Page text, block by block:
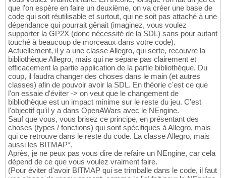
que l'on espère en faire un deuxième, on va créer une base de
code qui soit réutilisable et surtout, qui ne soit pas attaché à une
dépendance qui pourrait gênait (imaginez, vous voulez
supporter la GP2X (donc nécessité de la SDL) sans pour autant
touché à beaucoup de morceaux dans votre code).
Actuellement, il y a une classe Allegro, qui serte, recouvre la
bibliothèque Allegro, mais qui ne sépare pas clairement et
efficacement la partie application de la partie bibliothèque. Du
coup, il faudra changer des choses dans le main (et autres
classes) afin de pouvoir avoir la SDL. En théorie c'est ce que
l'on essaie d'éviter -> on veut que le changement de
bibliothèque est un impact minime sur le reste du jeu. C'est
l'objectif qu'il y a dans OpenAWars avec le NEngine.
Sauf que vous, vous brisez ce principe, en présentant des
choses (types / fonctions) qui sont spécifiques à Allegro, mais
qui ce retrouve dans le reste du code. La classe Allegro, mais
aussi les BITMAP*.
Après, je ne peux pas vous dire de refaire un NEngine, car cela
dépend de ce que vous voulez vraiment faire.
(Pour éviter d'avoir BITMAP qui se trimballe dans le code, il faut